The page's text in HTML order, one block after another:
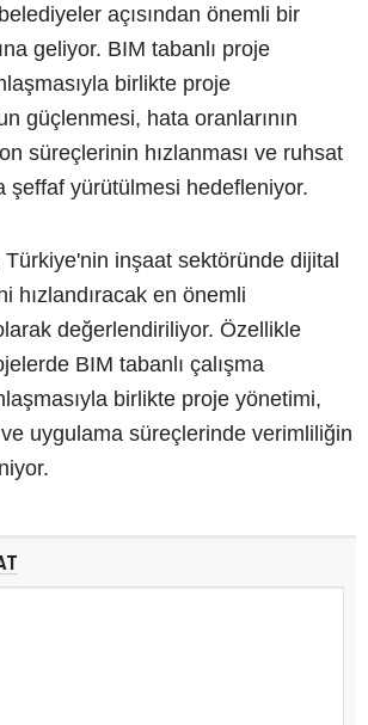
açısından önemli bir
geliyor. BIM tabanlı proje
birlikte proje
güçlenmesi, hata oranlarının
süreçlerinin hızlanması ve ruhsat
şeffaf yürütülmesi hedefleniyor.
inşaat sektöründe dijital
hızlandıracak en önemli
değerlendiriliyor. Özellikle
BIM tabanlı çalışma
birlikte proje yönetimi,
uygulama süreçlerinde verimliliğin